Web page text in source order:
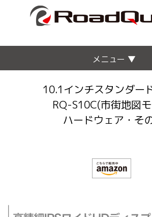
メニュー ▼
10.1インチスタンダー
RQ-S10C(市街地図
ハードウェア・そ